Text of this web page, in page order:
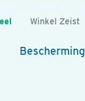
Winkel Zeist
Bescherming